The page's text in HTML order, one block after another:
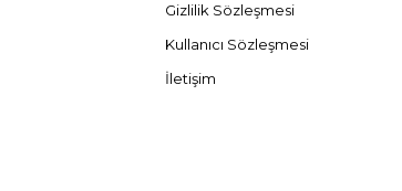
Gizlilik Sözleşmesi
Kullanıcı Sözleşmesi
İletişim